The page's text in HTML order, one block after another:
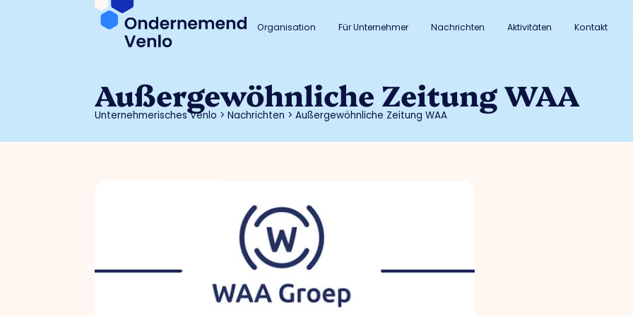
Organisation Für Unternehmer Nachrichten Aktivitäten Kontakt
Außergewöhnliche Zeitung WAA
Unternehmerisches Venlo >Nachrichten >Außergewöhnliche Zeitung WAA